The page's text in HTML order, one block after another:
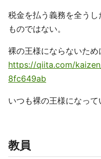
税金を払う義務を全う
ものではない。
裸の王様にならないため
https://qiita.com/
8fc649ab
いつも裸の王様になって
教員